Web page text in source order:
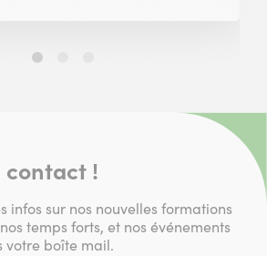
Slide
contact !
infos sur nos nouvelles formations
temps forts, et nos événements
votre boîte mail.